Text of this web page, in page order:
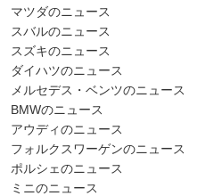
マツダのニュース
スバルのニュース
スズキのニュース
ダイハツのニュース
メルセデス・ベンツのニュース
BMWのニュース
アウディのニュース
フォルクスワーゲンのニュース
ポルシェのニュース
ミニのニュース